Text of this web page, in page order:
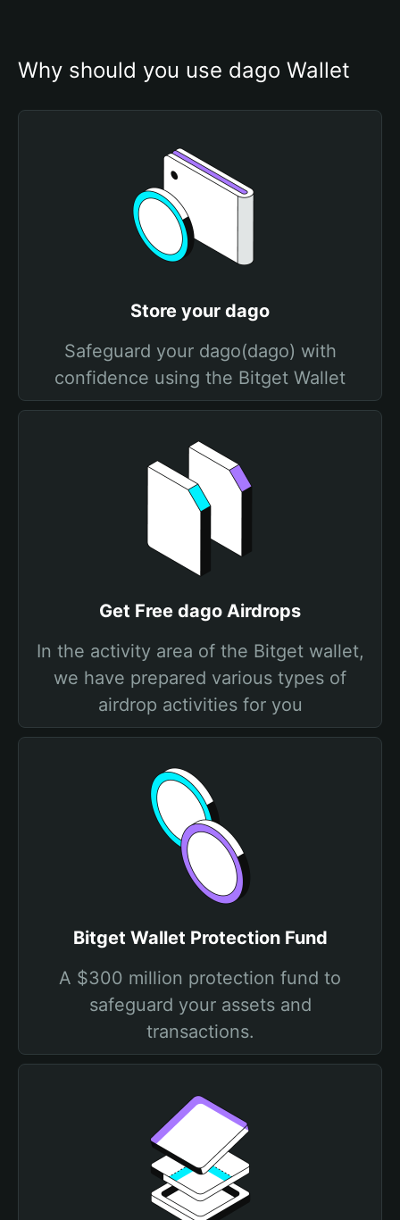
Why should you use dago Wallet
Store your dago
Safeguard your dago(dago) with
confidence using the Bitget Wallet
Get Free dago Airdrops
In the activity area of the Bitget wallet,
we have prepared various types of
airdrop activities for you
Bitget Wallet Protection Fund
A $300 million protection fund to
safeguard your assets and
transactions.